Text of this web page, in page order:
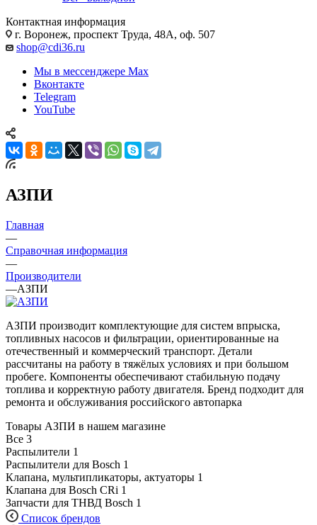
Контактная информация
г. Воронеж, проспект Труда, 48А, оф. 507
shop@cdi36.ru
Мы в мессенджере Max
Вконтакте
Telegram
YouTube
АЗПИ
Главная
—
Справочная информация
—
Производители
—АЗПИ
АЗПИ производит комплектующие для систем впрыска,
топливных насосов и фильтрации, ориентированные на
отечественный и коммерческий транспорт. Детали
рассчитаны на работу в тяжёлых условиях и при большом
пробеге. Компоненты обеспечивают стабильную подачу
топлива и корректную работу двигателя. Бренд подходит для
ремонта и обслуживания российского автопарка
Товары АЗПИ в нашем магазине
Все 3
Распылители 1
Распылители для Bosch 1
Клапана, мультипликаторы, актуаторы 1
Клапана для Bosch CRi 1
Запчасти для ТНВД Bosch 1
Список брендов